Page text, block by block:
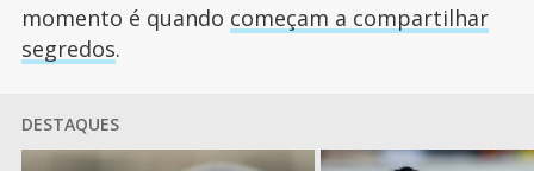
momento é quando começam a compartilhar
segredos.
DESTAQUES